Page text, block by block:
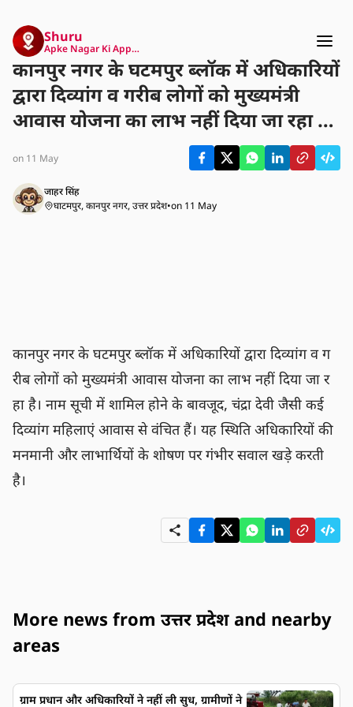
Shuru
Apke Nagar Ki App…
कानपुर नगर के घटमपुर ब्लॉक में अधिकारियों
द्वारा दिव्यांग व गरीब लोगों को मुख्यमंत्री
आवास योजना का लाभ नहीं दिया जा रहा है।
नाम सूची में शामिल होने के बावजूद, चंद्रा देवी
जैसी कई दिव्यांग महिलाएं आवास से वंचित
हैं। यह स्थिति अधिकारियों की मनमानी और
लाभार्थियों के शोषण पर गंभीर सवाल खड़े
on 11 May
जाहर सिंह
घाटमपुर, कानपुर नगर, उत्तर प्रदेश•on 11 May
कानपुर नगर के घटमपुर ब्लॉक में अधिकारियों द्वारा दिव्यांग व ग
रीब लोगों को मुख्यमंत्री आवास योजना का लाभ नहीं दिया जा र
हा है। नाम सूची में शामिल होने के बावजूद, चंद्रा देवी जैसी कई
दिव्यांग महिलाएं आवास से वंचित हैं। यह स्थिति अधिकारियों की
मनमानी और लाभार्थियों के शोषण पर गंभीर सवाल खड़े करती
है।
More news from उत्तर प्रदेश and nearby
areas
ग्राम प्रधान और अधिकारियों ने नहीं ली सुध, ग्रामीणों ने